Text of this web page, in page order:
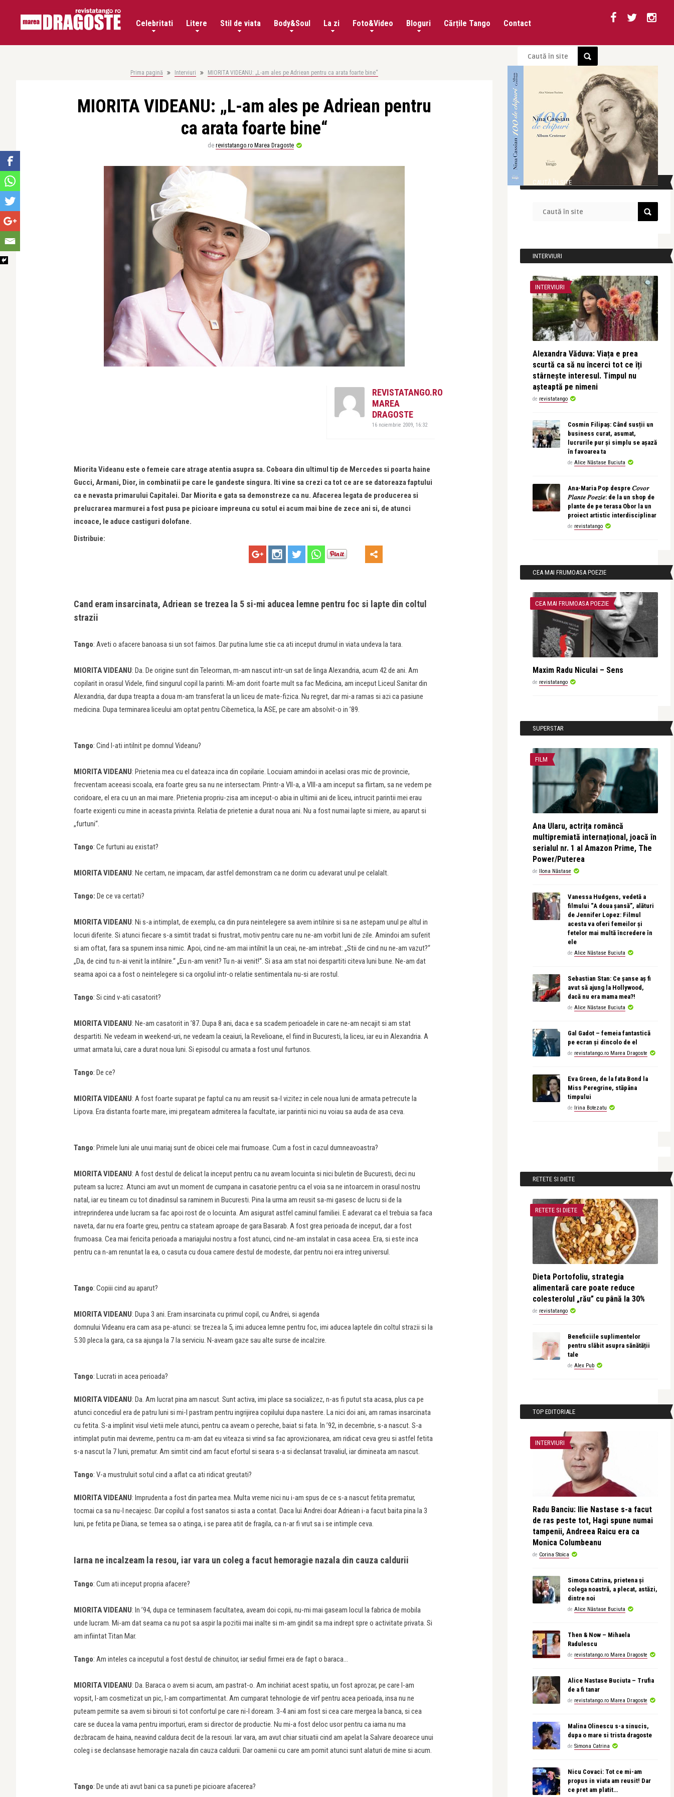
Celebritati Litere Stil de viata Body&Soul La zi Foto&Video Bloguri Cărțile Tango Contact
Prima pagină Interviuri MIORITA VIDEANU: „L-am ales pe Adriean pentru ca arata foarte bine“
MIORITA VIDEANU: „L-am ales pe Adriean pentru
ca arata foarte bine“
de revistatango.ro Marea Dragoste
REVISTATANGO.RO
MAREA
DRAGOSTE
16 noiembrie 2009, 16:32
Miorita Videanu este o femeie care atrage atentia asupra sa. Coboara din ultimul tip de Mercedes si poarta haine
Gucci, Armani, Dior, in combinatii pe care le gandeste singura. Iti vine sa crezi ca tot ce are se datoreaza faptului
ca e nevasta primarului Capitalei. Dar Miorita e gata sa demonstreze ca nu. Afacerea legata de producerea si
prelucrarea marmurei a fost pusa pe picioare impreuna cu sotul ei acum mai bine de zece ani si, de atunci
incoace, le aduce castiguri dolofane.
Distribuie:
Cand eram insarcinata, Adriean se trezea la 5 si-mi aducea lemne pentru foc si lapte din coltul
strazii
Tango: Aveti o afacere banoasa si un sot faimos. Dar putina lume stie ca ati inceput drumul in viata undeva la tara.
MIORITA VIDEANU: Da. De origine sunt din Teleorman, m-am nascut intr-un sat de linga Alexandria, acum 42 de ani. Am
copilarit in orasul Videle, fiind singurul copil la parinti. Mi-am dorit foarte mult sa fac Medicina, am inceput Liceul Sanitar din
Alexandria, dar dupa treapta a doua m-am transferat la un liceu de mate-fizica. Nu regret, dar mi-a ramas si azi ca pasiune
medicina. Dupa terminarea liceului am optat pentru Cibernetica, la ASE, pe care am absolvit-o in ’89.
Tango: Cind l-ati intilnit pe domnul Videanu?
MIORITA VIDEANU: Prietenia mea cu el dateaza inca din copilarie. Locuiam amindoi in acelasi oras mic de provincie,
frecventam aceeasi scoala, era foarte greu sa nu ne intersectam. Printr-a VII-a, a VIII-a am inceput sa flirtam, sa ne vedem pe
coridoare, el era cu un an mai mare. Prietenia propriu-zisa am inceput-o abia in ultimii ani de liceu, intrucit parintii mei erau
foarte exigenti cu mine in aceasta privinta. Relatia de prietenie a durat noua ani. Nu a fost numai lapte si miere, au aparut si
„furtuni“.
Tango: Ce furtuni au existat?
MIORITA VIDEANU: Ne certam, ne impacam, dar astfel demonstram ca ne dorim cu adevarat unul pe celalalt.
Tango: De ce va certati?
MIORITA VIDEANU: Ni s-a intimplat, de exemplu, ca din pura neintelegere sa avem intilnire si sa ne astepam unul pe altul in
locuri diferite. Si atunci fiecare s-a simtit tradat si frustrat, motiv pentru care nu ne-am vorbit luni de zile. Amindoi am suferit
si am oftat, fara sa spunem insa nimic. Apoi, cind ne-am mai intilnit la un ceai, ne-am intrebat: „Stii de cind nu ne-am vazut?“
„Da, de cind tu n-ai venit la intilnire.“ „Eu n-am venit? Tu n-ai venit!“. Si asa am stat noi despartiti citeva luni bune. Ne-am dat
seama apoi ca a fost o neintelegere si ca orgoliul intr-o relatie sentimentala nu-si are rostul.
Tango: Si cind v-ati casatorit?
MIORITA VIDEANU: Ne-am casatorit in ’87. Dupa 8 ani, daca e sa scadem perioadele in care ne-am necajit si am stat
despartiti. Ne vedeam in weekend-uri, ne vedeam la ceaiuri, la Revelioane, el fiind in Bucuresti, la liceu, iar eu in Alexandria. A
urmat armata lui, care a durat noua luni. Si episodul cu armata a fost unul furtunos.
Tango: De ce?
MIORITA VIDEANU: A fost foarte suparat pe faptul ca nu am reusit sa-l vizitez in cele noua luni de armata petrecute la
Lipova. Era distanta foarte mare, imi pregateam admiterea la facultate, iar parintii nici nu voiau sa auda de asa ceva.
Tango: Primele luni ale unui mariaj sunt de obicei cele mai frumoase. Cum a fost in cazul dumneavoastra?
MIORITA VIDEANU: A fost destul de delicat la inceput pentru ca nu aveam locuinta si nici buletin de Bucuresti, deci nu
puteam sa lucrez. Atunci am avut un moment de cumpana in casatorie pentru ca el voia sa ne intoarcem in orasul nostru
natal, iar eu tineam cu tot dinadinsul sa raminem in Bucuresti. Pina la urma am reusit sa-mi gasesc de lucru si de la
intreprinderea unde lucram sa fac apoi rost de o locuinta. Am asigurat astfel caminul familiei. E adevarat ca el trebuia sa faca
naveta, dar nu era foarte greu, pentru ca stateam aproape de gara Basarab. A fost grea perioada de inceput, dar a fost
frumoasa. Cea mai fericita perioada a mariajului nostru a fost atunci, cind ne-am instalat in casa aceea. Era, si este inca
pentru ca n-am renuntat la ea, o casuta cu doua camere destul de modeste, dar pentru noi era intreg universul.
Tango: Copiii cind au aparut?
MIORITA VIDEANU: Dupa 3 ani. Eram insarcinata cu primul copil, cu Andrei, si agenda
domnului Videanu era cam asa pe-atunci: se trezea la 5, imi aducea lemne pentru foc, imi aducea laptele din coltul strazii si la
5.30 pleca la gara, ca sa ajunga la 7 la serviciu. N-aveam gaze sau alte surse de incalzire.
Tango: Lucrati in acea perioada?
MIORITA VIDEANU: Da. Am lucrat pina am nascut. Sunt activa, imi place sa socializez, n-as fi putut sta acasa, plus ca pe
atunci concediul era de patru luni si mi-l pastram pentru ingrijirea copilului dupa nastere. La nici doi ani, am ramas insarcinata
cu fetita. S-a implinit visul vietii mele atunci, pentru ca aveam o pereche, baiat si fata. In ’92, in decembrie, s-a nascut. S-a
intimplat putin mai devreme, pentru ca m-am dat eu viteaza si vrind sa fac aprovizionarea, am ridicat ceva greu si astfel fetita
s-a nascut la 7 luni, prematur. Am simtit cind am facut efortul si seara s-a si declansat travaliul, iar dimineata am nascut.
Tango: V-a mustruluit sotul cind a aflat ca ati ridicat greutati?
MIORITA VIDEANU: Imprudenta a fost din partea mea. Multa vreme nici nu i-am spus de ce s-a nascut fetita prematur,
tocmai ca sa nu-l necajesc. Dar copilul a fost sanatos si asta a contat. Daca lui Andrei doar Adriean i-a facut baita pina la 3
luni, pe fetita pe Diana, se temea sa o atinga, i se parea atit de fragila, ca n-ar fi vrut sa i se intimple ceva.
Iarna ne incalzeam la resou, iar vara un coleg a facut hemoragie nazala din cauza caldurii
Tango: Cum ati inceput propria afacere?
MIORITA VIDEANU: In ’94, dupa ce terminasem facultatea, aveam doi copii, nu-mi mai gaseam locul la fabrica de mobila
unde lucram. Mi-am dat seama ca nu pot sa aspir la pozitii mai inalte si m-am gindit sa ma indrept spre o activitate privata. Si
am infiintat Titan Mar.
Tango: Am inteles ca inceputul a fost destul de chinuitor, iar sediul firmei era de fapt o baraca…
MIORITA VIDEANU: Da. Baraca o avem si acum, am pastrat-o. Am inchiriat acest spatiu, un fost aprozar, pe care l-am
vopsit, l-am cosmetizat un pic, l-am compartimentat. Am cumparat tehnologie de virf pentru acea perioada, insa nu ne
puteam permite sa avem si birouri si tot confortul pe care ni-l doream. 3-4 ani am fost si cea care mergea la banca, si cea
care se ducea la vama pentru importuri, eram si director de productie. Nu mi-a fost deloc usor pentru ca iarna nu ma
dezbracam de haina, neavind caldura decit de la resouri. Iar vara, am avut chiar situatii cind am apelat la Salvare deoarece unui
coleg i se declansase hemoragie nazala din cauza caldurii. Dar oamenii cu care am pornit atunci sunt alaturi de mine si acum.
Tango: De unde ati avut bani ca sa puneti pe picioare afacerea?
CAUTĂ ÎN SITE
INTERVIURI
INTERVIURI
Alexandra Văduva: Viața e prea
scurtă ca să nu încerci tot ce îți
stârnește interesul. Timpul nu
așteaptă pe nimeni
de revistatango
Cosmin Filipaș: Când susții un
business curat, asumat,
lucrurile pur și simplu se așază
în favoarea ta
de Alice Năstase Buciuta
Ana-Maria Pop despre 𝐶𝑜𝑣𝑜𝑟
𝑃𝑙𝑎𝑛𝑡𝑒 𝑃𝑜𝑒𝑧𝑖𝑒: de la un shop de
plante de pe terasa Obor la un
proiect artistic interdisciplinar
de revistatango
CEA MAI FRUMOASA POEZIE
CEA MAI FRUMOASA POEZIE
Maxim Radu Niculai – Sens
de revistatango
SUPERSTAR
FILM
Ana Ularu, actrița româncă
multipremiată internațional, joacă în
serialul nr. 1 al Amazon Prime, The
Power/Puterea
de Ilona Năstase
Vanessa Hudgens, vedetă a
filmului “A doua șansă”, alături
de Jennifer Lopez: Filmul
acesta va oferi femeilor și
fetelor mai multă încredere în
ele
de Alice Năstase Buciuta
Sebastian Stan: Ce șanse aș fi
avut să ajung la Hollywood,
dacă nu era mama mea?!
de Alice Năstase Buciuta
Gal Gadot – femeia fantastică
pe ecran și dincolo de el
de revistatango.ro Marea Dragoste
Eva Green, de la fata Bond la
Miss Peregrine, stăpâna
timpului
de Irina Botezatu
RETETE SI DIETE
RETETE SI DIETE
Dieta Portofoliu, strategia
alimentară care poate reduce
colesterolul „rău” cu până la 30%
de revistatango
Beneficiile suplimentelor
pentru slăbit asupra sănătății
tale
de Alex Pub
TOP EDITORIALE
INTERVIURI
Radu Banciu: Ilie Nastase s-a facut
de ras peste tot, Hagi spune numai
tampenii, Andreea Raicu era ca
Monica Columbeanu
de Corina Stoica
Simona Catrina, prietena și
colega noastră, a plecat, astăzi,
dintre noi
de Alice Năstase Buciuta
Then & Now – Mihaela
Radulescu
de revistatango.ro Marea Dragoste
Alice Nastase Buciuta – Trufia
de a fi tanar
de revistatango.ro Marea Dragoste
Malina Olinescu s-a sinucis,
dupa o mare si trista dragoste
de Simona Catrina
Nicu Covaci: Tot ce mi-am
propus in viata am reusit! Dar
ce pret am platit…